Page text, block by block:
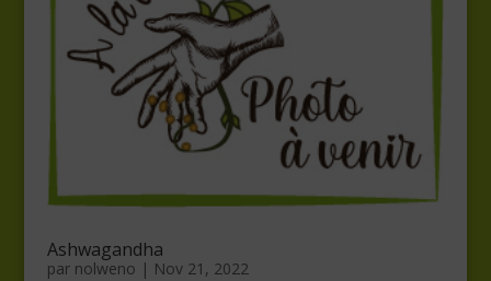
Ashwagandha
par nolweno | Nov 21, 2022